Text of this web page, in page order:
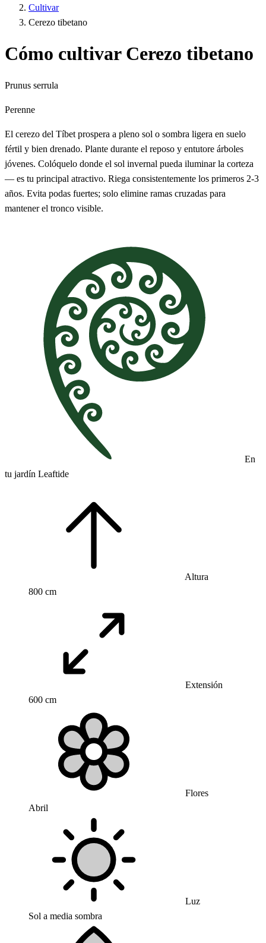
Cultivar
Cerezo tibetano
Cómo cultivar Cerezo tibetano
Prunus serrula
Perenne
El cerezo del Tíbet prospera a pleno sol o sombra ligera en suelo
fértil y bien drenado. Plante durante el reposo y entutore árboles
jóvenes. Colóquelo donde el sol invernal pueda iluminar la corteza
— es tu principal atractivo. Riega consistentemente los primeros 2-3
años. Evita podas fuertes; solo elimine ramas cruzadas para
mantener el tronco visible.
En
tu jardín Leaftide
Altura
800 cm
Extensión
600 cm
Flores
Abril
Luz
Sol a media sombra